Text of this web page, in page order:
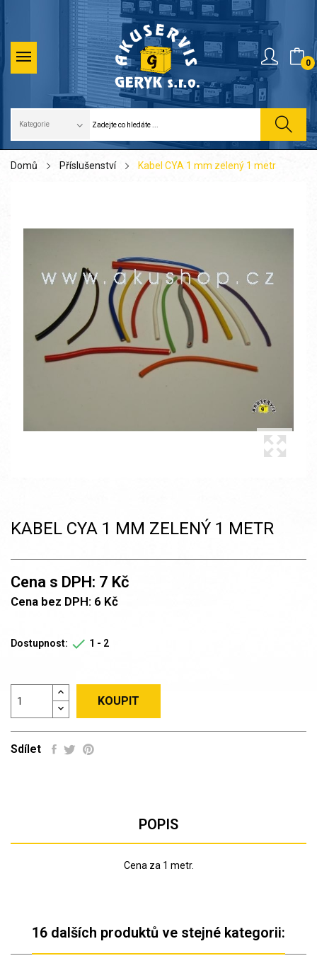
0
Domů Příslušenství Kabel CYA 1 mm zelený 1 metr
KABEL CYA 1 MM ZELENÝ 1 METR
Cena s DPH: 7 Kč
Cena bez DPH: 6 Kč
Dostupnost:  1 - 2
KOUPIT
Sdílet
POPIS
Cena za 1 metr.
16 dalších produktů ve stejné kategorii: